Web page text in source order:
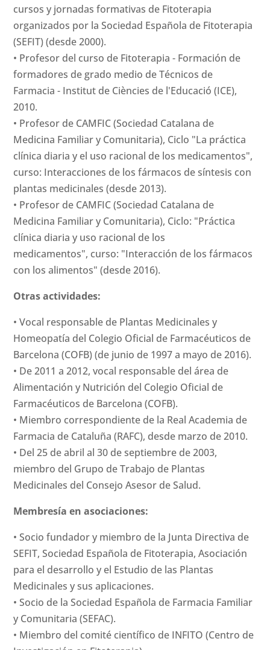
cursos y jornadas formativas de Fitoterapia
organizados por la Sociedad Española de Fitoterapia
(SEFIT) (desde 2000).
• Profesor del curso de Fitoterapia - Formación de
formadores de grado medio de Técnicos de
Farmacia - Institut de Ciències de l'Educació (ICE),
2010.
• Profesor de CAMFIC (Sociedad Catalana de
Medicina Familiar y Comunitaria), Ciclo "La práctica
clínica diaria y el uso racional de los medicamentos",
curso: Interacciones de los fármacos de síntesis con
plantas medicinales (desde 2013).
• Profesor de CAMFIC (Sociedad Catalana de
Medicina Familiar y Comunitaria), Ciclo: "Práctica
clínica diaria y uso racional de los
medicamentos", curso: "Interacción de los fármacos
con los alimentos" (desde 2016).
Otras actividades:
• Vocal responsable de Plantas Medicinales y
Homeopatía del Colegio Oficial de Farmacéuticos de
Barcelona (COFB) (de junio de 1997 a mayo de 2016).
• De 2011 a 2012, vocal responsable del área de
Alimentación y Nutrición del Colegio Oficial de
Farmacéuticos de Barcelona (COFB).
• Miembro correspondiente de la Real Academia de
Farmacia de Cataluña (RAFC), desde marzo de 2010.
• Del 25 de abril al 30 de septiembre de 2003,
miembro del Grupo de Trabajo de Plantas
Medicinales del Consejo Asesor de Salud.
Membresía en asociaciones:
• Socio fundador y miembro de la Junta Directiva de
SEFIT, Sociedad Española de Fitoterapia, Asociación
para el desarrollo y el Estudio de las Plantas
Medicinales y sus aplicaciones.
• Socio de la Sociedad Española de Farmacia Familiar
y Comunitaria (SEFAC).
• Miembro del comité científico de INFITO (Centro de